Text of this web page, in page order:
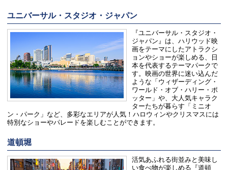
ユニバーサル・スタジオ・ジャパン
『ユニバーサル・スタジオ・
ジャパン』は、ハリウッド映
画をテーマにしたアトラクシ
ョンやショーが楽しめる、日
本を代表するテーマパークで
す。映画の世界に迷い込んだ
ような「ウィザーディング・
ワールド・オブ・ハリー・ポ
ッター」や、大人気キャラク
ターたちが暮らす「ミニオ
ン・パーク」など、多彩なエリアが人気！ハロウィンやクリスマスには
特別なショーやパレードを楽しむことができます。
道頓堀
活気あふれる街並みと美味し
い食べ物が楽しめる『道頓